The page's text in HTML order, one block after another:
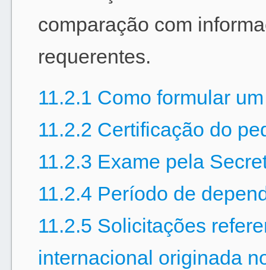
comparação com
requerentes.
11.2.1 Como formular
11.2.2 Certificação do
11.2.3 Exame pela
11.2.4 Período de
11.2.5 Solicitações
internacional originada